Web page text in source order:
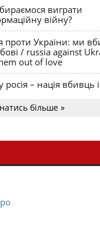
виграти
війну?
проти України: ми
/ russia against
out of love
росія – нація вбивць і
більше »